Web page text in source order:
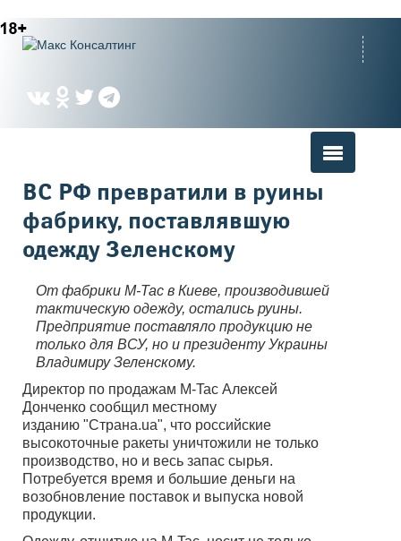
Вы здесь
ВС РФ превратили в руины
фабрику, поставлявшую
одежду Зеленскому
От фабрики M-Tac в Киеве, производившей
тактическую одежду, остались руины.
Предприятие поставляло продукцию не
только для ВСУ, но и президенту Украины
Владимиру Зеленскому.
Директор по продажам M-Tac Алексей
Донченко сообщил местному
изданию "Страна.ua", что российские
высокоточные ракеты уничтожили не только
производство, но и весь запас сырья.
Потребуется время и большие деньги на
возобновление поставок и выпуска новой
продукции.